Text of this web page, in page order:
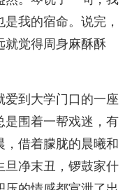
我的宿命。说完，
就觉得周身麻酥酥
爱到大学门口的一座
是围着一帮戏迷，有
借着朦胧的晨曦和
旦净末丑，锣鼓家什